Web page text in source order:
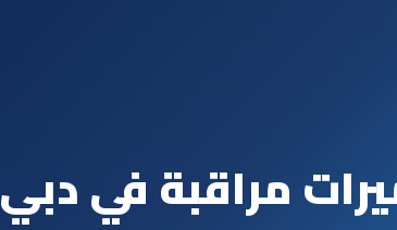
مراقبة في دبي